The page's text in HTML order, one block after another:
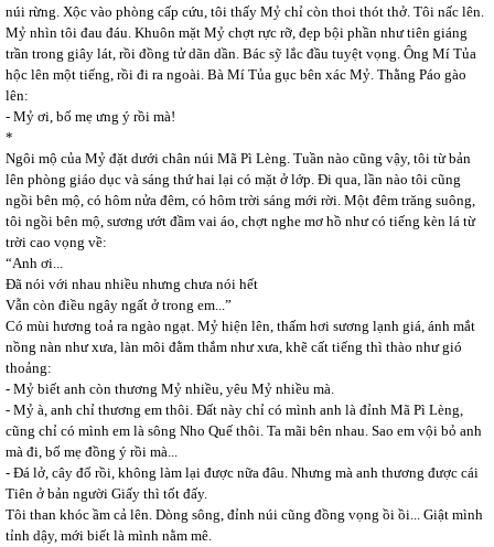
núi rừng. Xộc vào phòng cấp cứu, tôi thấy Mỷ chỉ còn thoi thót thở. Tôi nấc lên.
Mỷ nhìn tôi đau đáu. Khuôn mặt Mỷ chợt rực rỡ, đẹp bội phần như tiên giáng
trần trong giây lát, rồi đồng tử dãn dần. Bác sỹ lắc đầu tuyệt vọng. Ông Mí Tủa
hộc lên một tiếng, rồi đi ra ngoài. Bà Mí Tủa gục bên xác Mỷ. Thằng Páo gào
lên:
- Mỷ ơi, bố mẹ ưng ý rồi mà!
*
Ngôi mộ của Mỷ đặt dưới chân núi Mã Pì Lèng. Tuần nào cũng vậy, tôi từ bản
lên phòng giáo dục và sáng thứ hai lại có mặt ở lớp. Đi qua, lần nào tôi cũng
ngồi bên mộ, có hôm nửa đêm, có hôm trời sáng mới rời. Một đêm trăng suông,
tôi ngồi bên mộ, sương ướt đầm vai áo, chợt nghe mơ hồ như có tiếng kèn lá từ
trời cao vọng về:
“Anh ơi...
Đã nói với nhau nhiều nhưng chưa nói hết
Vẫn còn điều ngây ngất ở trong em...”
Có mùi hương toả ra ngào ngạt. Mỷ hiện lên, thấm hơi sương lạnh giá, ánh mắt
nồng nàn như xưa, làn môi đằm thắm như xưa, khẽ cất tiếng thì thào như gió
thoảng:
- Mỷ biết anh còn thương Mỷ nhiều, yêu Mỷ nhiều mà.
- Mỷ à, anh chỉ thương em thôi. Đất này chỉ có mình anh là đỉnh Mã Pì Lèng,
cũng chỉ có mình em là sông Nho Quế thôi. Ta mãi bên nhau. Sao em vội bỏ anh
mà đi, bố mẹ đồng ý rồi mà...
- Đá lở, cây đổ rồi, không làm lại được nữa đâu. Nhưng mà anh thương được cái
Tiên ở bản người Giấy thì tốt đấy.
Tôi than khóc ầm cả lên. Dòng sông, đỉnh núi cũng đồng vọng ồi ồi... Giật mình
tỉnh dậy, mới biết là mình nằm mê.